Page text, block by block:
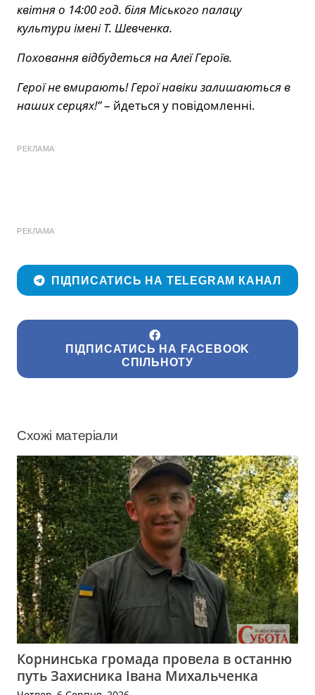
квітня о 14:00 год. біля Міського палацу
культури імені Т. Шевченка.
Поховання відбудеться на Алеї Героїв.
Герої не вмирають! Герої навіки залишаються в
наших серцях!”– йдеться у повідомленні.
РЕКЛАМА
РЕКЛАМА
ПІДПИСАТИСЬ НА TELEGRAM КАНАЛ
ПІДПИСАТИСЬ НА FACEBOOK
СПІЛЬНОТУ
Схожі матеріали
Корнинська громада провела в останню
путь Захисника Івана Михальченка